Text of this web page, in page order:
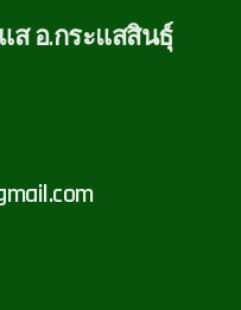
ส อ.กระแสสินธุ์